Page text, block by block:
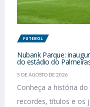
FUTEBOL
Nubank Parque:
do estádio do
5 DE AGOSTO DE 2026
Conheça a história
recordes, títulos e os